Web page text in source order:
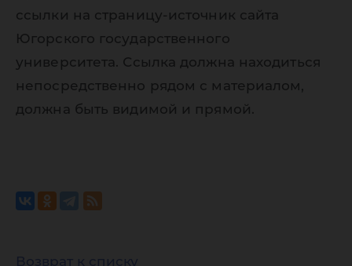
ссылки на страницу-источник сайта
Югорского государственного
университета. Ссылка должна находиться
непосредственно рядом с материалом,
должна быть видимой и прямой.
Возврат к списку